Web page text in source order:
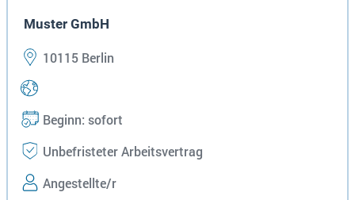
Muster GmbH
10115 Berlin
Beginn: sofort
Unbefristeter Arbeitsvertrag
Angestellte/r